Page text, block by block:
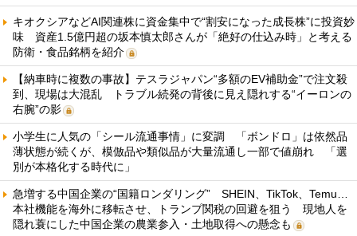
キオクシアなどAI関連株に資金集中で“割安になった成長株”に投資妙
味 資産1.5億円超の坂本慎太郎さんが「絶好の仕込み時」と考える
防衛・食品銘柄を紹介
【納車時に複数の事故】テスラジャパン“多額のEV補助金”で注文殺
到、現場は大混乱 トラブル続発の背後に見え隠れする“イーロンの
右腕”の影
小学生に人気の「シール流通事情」に変調 「ボンドロ」は依然品
薄状態が続くが、模倣品や類似品が大量流通し一部で値崩れ 「選
別が本格化する時代に」
急増する中国企業の“国籍ロンダリング” SHEIN、TikTok、Temu…
本社機能を海外に移転させ、トランプ関税の回避を狙う 現地人を
隠れ蓑にした中国企業の農業参入・土地取得への懸念も